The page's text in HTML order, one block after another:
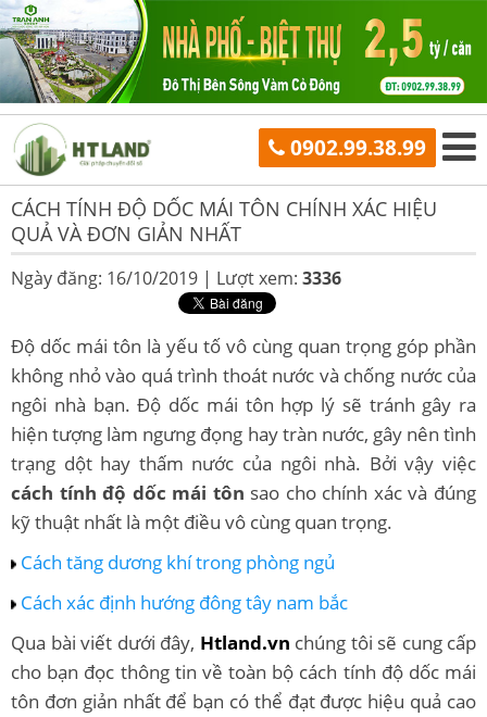
0902.99.38.99
CÁCH TÍNH ĐỘ DỐC MÁI TÔN CHÍNH XÁC HIỆU
QUẢ VÀ ĐƠN GIẢN NHẤT
Ngày đăng: 16/10/2019 | Lượt xem: 3336
Độ dốc mái tôn là yếu tố vô cùng quan trọng góp phần
không nhỏ vào quá trình thoát nước và chống nước của
ngôi nhà bạn. Độ dốc mái tôn hợp lý sẽ tránh gây ra
hiện tượng làm ngưng đọng hay tràn nước, gây nên tình
trạng dột hay thấm nước của ngôi nhà. Bởi vậy việc
cách tính độ dốc mái tôn sao cho chính xác và đúng
kỹ thuật nhất là một điều vô cùng quan trọng.
Cách tăng dương khí trong phòng ngủ
Cách xác định hướng đông tây nam bắc
Qua bài viết dưới đây, Htland.vn chúng tôi sẽ cung cấp
cho bạn đọc thông tin về toàn bộ cách tính độ dốc mái
tôn đơn giản nhất để bạn có thể đạt được hiệu quả cao